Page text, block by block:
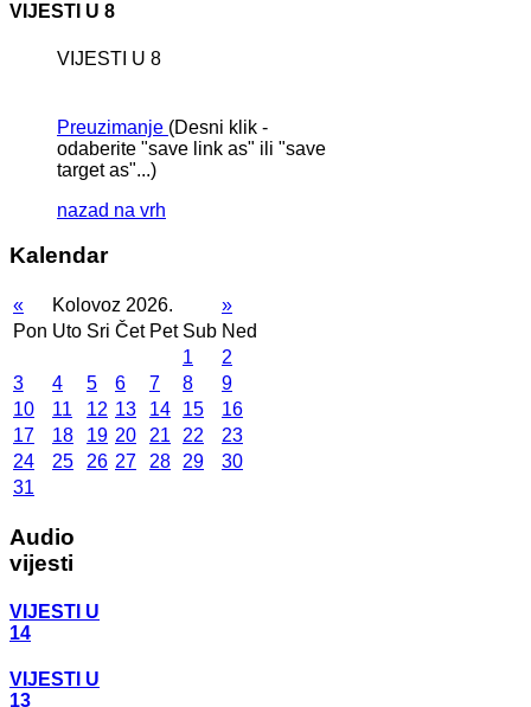
VIJESTI U 8
VIJESTI U 8
Preuzimanje (Desni klik -
odaberite "save link as" ili "save
target as"...)
nazad na vrh
Kalendar
« Kolovoz 2026.
»
Pon Uto Sri Čet Pet Sub Ned
1
2
3
4 5 6 7 8
9
10
11 12 13 14 15
16
17
18 19 20 21 22
23
24
25 26 27 28 29
30
31
Audio
vijesti
VIJESTI U
14
VIJESTI U
13